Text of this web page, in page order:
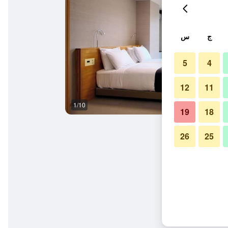
1/10
ج س
4
5
11
12
18
19
25
26